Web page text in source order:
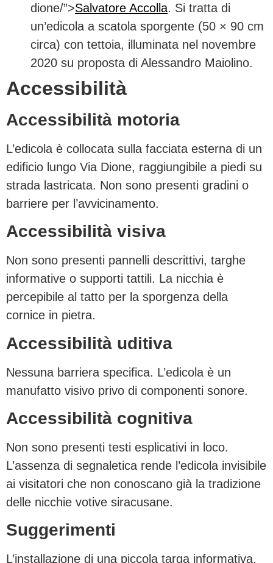
dione/”>Salvatore Accolla. Si tratta di
un’edicola a scatola sporgente (50 × 90 cm
circa) con tettoia, illuminata nel novembre
2020 su proposta di Alessandro Maiolino.
Accessibilità
Accessibilità motoria
L’edicola è collocata sulla facciata esterna di un
edificio lungo Via Dione, raggiungibile a piedi su
strada lastricata. Non sono presenti gradini o
barriere per l’avvicinamento.
Accessibilità visiva
Non sono presenti pannelli descrittivi, targhe
informative o supporti tattili. La nicchia è
percepibile al tatto per la sporgenza della
cornice in pietra.
Accessibilità uditiva
Nessuna barriera specifica. L’edicola è un
manufatto visivo privo di componenti sonore.
Accessibilità cognitiva
Non sono presenti testi esplicativi in loco.
L’assenza di segnaletica rende l’edicola invisibile
ai visitatori che non conoscano già la tradizione
delle nicchie votive siracusane.
Suggerimenti
L’installazione di una piccola targa informativa,